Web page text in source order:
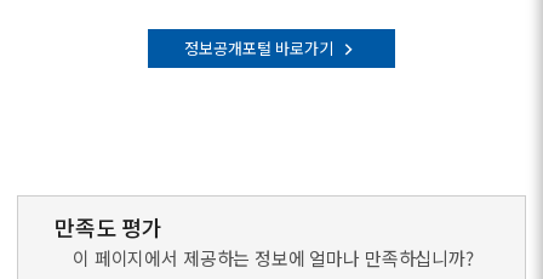
정보공개포털 바로가기
만족도 평가
이 페이지에서 제공하는 정보에 얼마나 만족하십니까?